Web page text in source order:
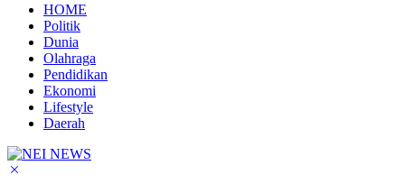
HOME
Politik
Dunia
Olahraga
Pendidikan
Ekonomi
Lifestyle
Daerah